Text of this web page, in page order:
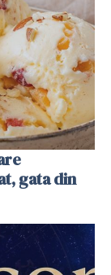
gata din